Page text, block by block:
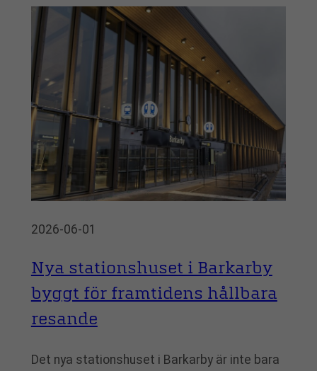
2026-06-01
Nya stationshuset i Barkarby
byggt för framtidens hållbara
resande
Det nya stationshuset i Barkarby är inte bara